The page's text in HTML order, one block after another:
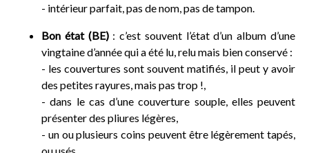
- intérieur parfait, pas de nom, pas de tampon.
Bon état (BE): c’est souvent l’état d’un album d’une
vingtaine d’année qui a été lu, relu mais bien conservé :
- les couvertures sont souvent matifiés, il peut y avoir
des petites rayures, mais pas trop !,
- dans le cas d’une couverture souple, elles peuvent
présenter des pliures légères,
- un ou plusieurs coins peuvent être légèrement tapés,